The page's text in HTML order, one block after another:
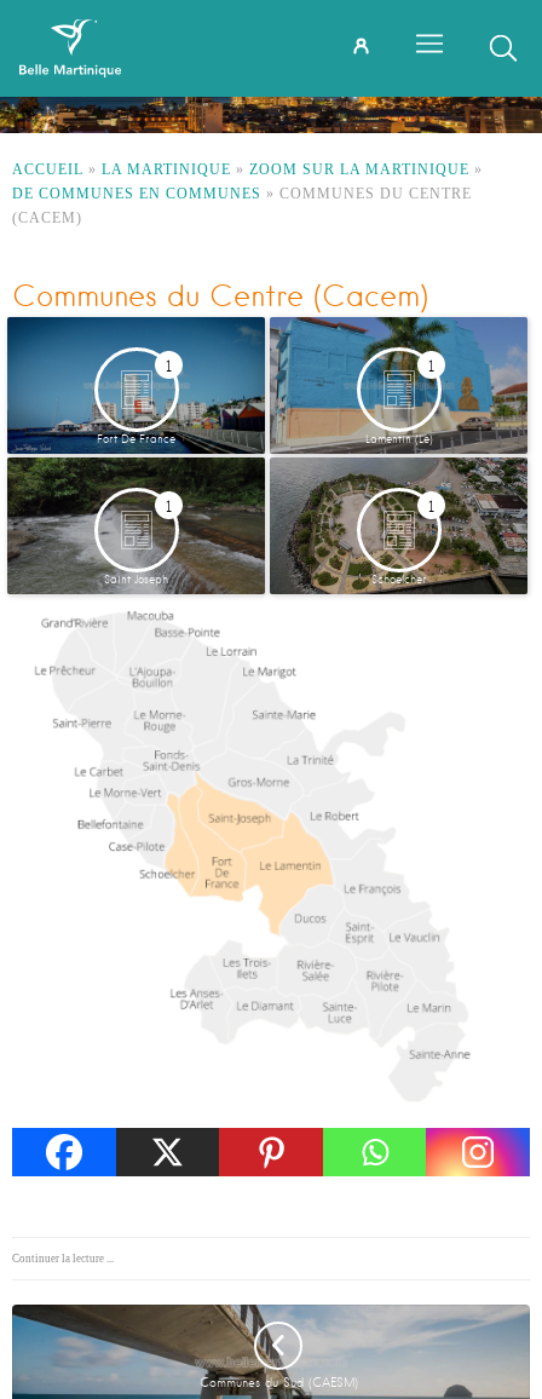
ACCUEIL » LA MARTINIQUE » ZOOM SUR LA MARTINIQUE »
DE COMMUNES EN COMMUNES » COMMUNES DU CENTRE
(CACEM)
Communes du Centre (Cacem)
1
Fort De France
1
Lamentin (Le)
1
Saint Joseph
1
Schoelcher
Continuer la lecture ...
Communes du Sud (CAESM)